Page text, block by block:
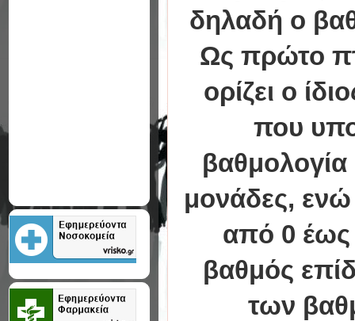
δηλαδή ο
Ως πρώτο
ορίζει ο
που
βαθμολογία
μονάδες, ενώ
από 0 έως
βαθμός
των